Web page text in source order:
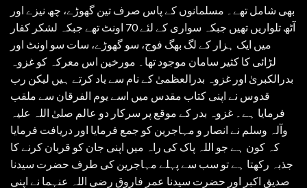
بھی شامل تھے۔ مسلمانوں کے پاس صرف تین گھوڑے، چھ نیزے اور
آٹھ تلواریں تھیں جبکہ سواری کے لئے 70 اونٹ تھے جبکہ لشکر کفار
میں ایک ہزار کے لگ بھگ فوج، سو گھوڑے، سات سو اونٹ اور
لڑائی کا کثیر سامان موجود تھا۔ مورخین اس معرکہ کو غزوہ
بدرالکبریٰ اور غزوہ بدرالعظمیٰ کے نام سے یاد کرتے ہیں لیکن رب
قدوس نے اپنی کتاب مقدس میں اسے یوم الفرقان سے ملقب
فرمایا ہے۔ غزوہ بدر کے موقع پر سرکار دو عالم صلیٰ اللہ علیہ
وآلہ وسلم نے انصار و مہاجرین کو جمع فرمایا اور دریافت فرمایا
کہ کون ہے جو اللہ پاک کی راہ میں اپنی جان کو قربان کرنے کا
جذبہ رکھتا ہے تو سب سے پہلے مہاجرین کی طرف حضرت سیدنا
صدیق اکبر اور حضرت سیدنا عمر فاروق رضی اللہ عنہما نے اپنی